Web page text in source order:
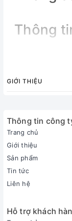
Thông
Inverter:
2.5 HP - 21.200
Phạm vi làm
Từ 30 - 40m²
Độ ồn trung
2026
Thái Lan
GIỚI THIỆU
Thông tin công
Trang chủ
Giới thiệu
Sản phẩm
Tin tức
Liên hệ
Hỗ trợ khách